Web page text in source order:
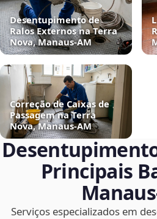
Desentupimento de
Ralos Externos na Terra
Nova, Manaus‑AM
Correção de Caixas de
Passagem na Terra
Nova, Manaus‑AM
Principais
Serviços especializados em